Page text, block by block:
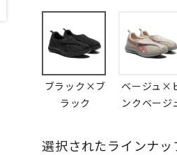
ブラック×ブ
ラック
ベージュ×
ンクベージ
選択されたラインナ